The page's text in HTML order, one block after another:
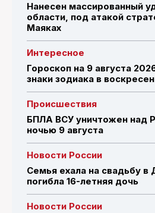
Нанесен массированный
области, под атакой
Маяках
Интересное
Гороскоп на 9 августа
знаки зодиака в
Происшествия
БПЛА ВСУ уничтожен над
ночью 9 августа
Новости России
Семья ехала на свадьбу в
погибла 16-летняя дочь
Новости России